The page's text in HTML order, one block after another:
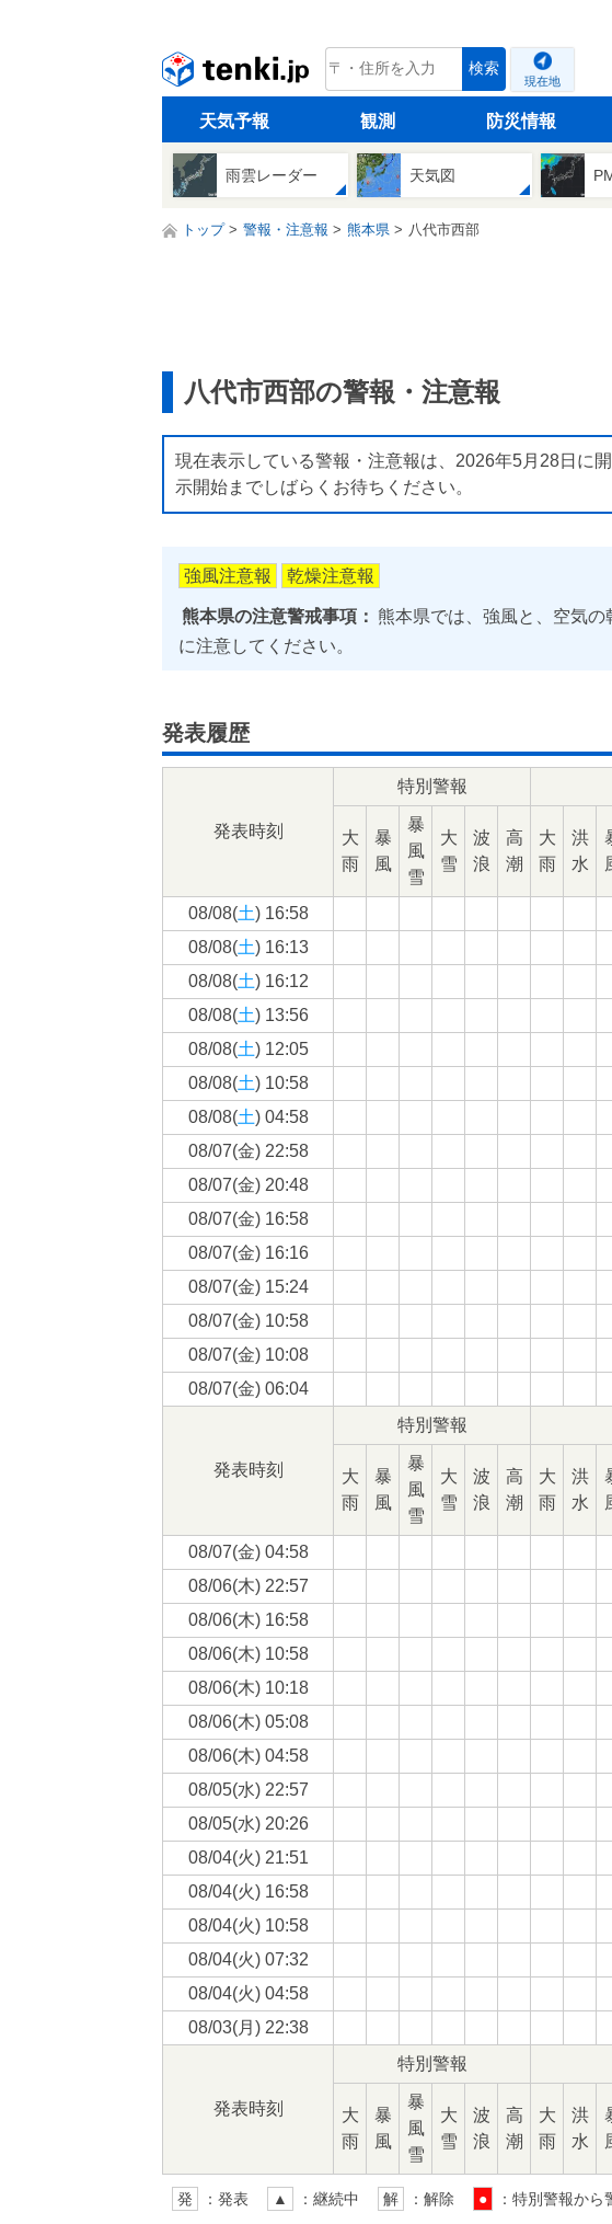
tenki.jp 検索
現在地
天気予報 観測 防災情報
雨雲レーダー 天気図
トップ 警報・注意報 熊本県 八代市西部
八代市西部の警報・注意報
現在表示している警報・注意報は、2026年5月28日に
示開始までしばらくお待ちください。
強風注意報 乾燥注意報
熊本県の注意警戒事項： 熊本県では、強風と、空気
に注意してください。
発表履歴
発表時刻
特別警報
大
雨
暴
風
暴
風
雪
大
雪
波
浪
高
潮
大
雨
洪
水
08/08(土) 16:58
08/08(土) 16:13
08/08(土) 16:12
08/08(土) 13:56
08/08(土) 12:05
08/08(土) 10:58
08/08(土) 04:58
08/07(金) 22:58
08/07(金) 20:48
08/07(金) 16:58
08/07(金) 16:16
08/07(金) 15:24
08/07(金) 10:58
08/07(金) 10:08
08/07(金) 06:04
発表時刻
特別警報
大
雨
暴
風
暴
風
雪
大
雪
波
浪
高
潮
大
雨
洪
水
08/07(金) 04:58
08/06(木) 22:57
08/06(木) 16:58
08/06(木) 10:58
08/06(木) 10:18
08/06(木) 05:08
08/06(木) 04:58
08/05(水) 22:57
08/05(水) 20:26
08/04(火) 21:51
08/04(火) 16:58
08/04(火) 10:58
08/04(火) 07:32
08/04(火) 04:58
08/03(月 ) 22:38
発表時刻
特別警報
大
雨
暴
風
暴
風
雪
大
雪
波
浪
高
潮
大
雨
洪
水
発 ：発表 ▲ ：継続中 解 ：解除 ● ：特別警報から